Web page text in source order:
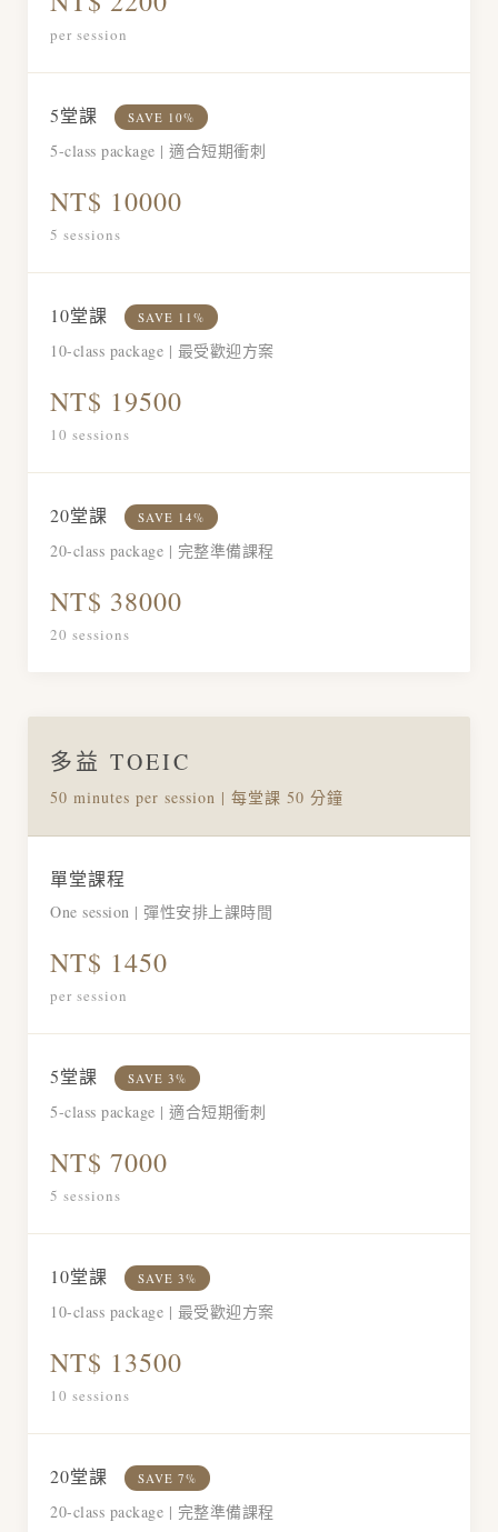
per session
5堂課 SAVE 10%
5-class package | 適合短期衝刺
NT$ 10000
5 sessions
10堂課 SAVE 11%
10-class package | 最受歡迎方案
NT$ 19500
10 sessions
20堂課 SAVE 14%
20-class package | 完整準備課程
NT$ 38000
20 sessions
多益 TOEIC
50 minutes per session | 每堂課 50 分鐘
單堂課程
One session | 彈性安排上課時間
NT$ 1450
per session
5堂課 SAVE 3%
5-class package | 適合短期衝刺
NT$ 7000
5 sessions
10堂課 SAVE 3%
10-class package | 最受歡迎方案
NT$ 13500
10 sessions
20堂課 SAVE 7%
20-class package | 完整準備課程